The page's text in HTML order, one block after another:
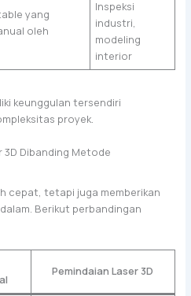
yang
oleh
Inspeksi
industri,
modeling
interior
keunggulan tersendiri
proyek.
3D Dibanding Metode
cepat, tetapi juga memberikan
Berikut perbandingan
Pemindaian Laser 3D